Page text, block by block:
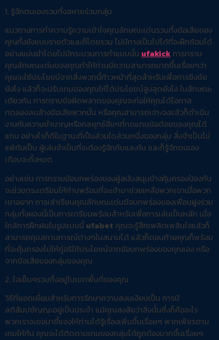
1. รู้จักตนเองรวมทั้งสหายร่วมกลุ่ม
แนวทางการทำความรู้ความเข้าใจคุณลักษณะเด่นรวมทั้งข้อเสียของ
คุณทั้งยังแบบรายตัวและก็โดยรวม ไม่มีทางเป็นไปได้ที่จะฝึกซ้อมได้
อย่างแม่นยำโดยไม่มีกระบวนการทำแบบนั้น ufakick การทราบ
คุณลักษณะเด่นของคุณทำให้ท่านมีความสามารถมากขึ้นเรื่อยๆว่า
คุณจะใช้ประโยชน์จากสิ่งพวกนี้ก้าวหน้าที่สุดสำหรับเพื่อการชิงชัย
ยังไง แล้วก็จะปรับเกมของคุณให้ได้ประโยชน์สูงสุดยังไง ในลักษณะ
เดียวกัน การทราบข้อผิดพลาดของคุณจะก่อให้คุณได้โอกาส
ทดลองลบล้างข้อเสียพวกนั้น หรือคุณสามารถเจาะจงแล้วก็ดำเนิน
งานกับความชำนาญหรือกลยุทธ์อื่นๆที่ทดแทนข้อด้อยของคุณได้
แทน อย่างไรก็ดีในฐานะที่เป็นส่วนใดส่วนหนึ่งของกลุ่ม สิ่งจำเป็นไม่
แพ้กันเป็น ผู้เล่นจำเป็นที่จะต้องรู้จักกันและกัน และก็รู้จักตนเอง
เกือบจะทั้งหมด
อย่างเช่น การทราบข้อบกพร่องของผู้สนับสนุนข้างคุ้มครองป้องกัน
จะช่วยตระเตรียมให้ท่านพร้อมที่จะเข้ามาช่วยเหลือพวกเขาเมื่อพวก
เขาอยาก การเล่าเรียนคุณลักษณะเด่นข้อบกพร่องของเพื่อนฝูงร่วม
กลุ่มทั้งผองนี้เป็นการเตรียมพร้อมสำหรับเพื่อการเล่นเป็นหลัก เมื่อ
ใกล้การฝึกฝนในรูปแบบนี้ ufabet คุณจะรู้สึกเพลิดเพลินใจแล้วก็
สามารถคุมสถานการณ์ต่างๆในสนามได้ แล้วก็ตอนท้ายคุณก็พร้อม
ที่จะคุ้มครองไม่ให้คู่อริใช้ประโยชน์จากข้อบกพร่องของคุณเอง หรือ
จากข้อเสียของกลุ่มของคุณ
2. ใจเย็นๆรวมทั้งอยู่ในเขตพื้นที่ของคุณ
วิธีที่ยอดเยี่ยมสำหรับการรักษาความสงบเงียบเป็น การมี
สติสัมปชัญญะอยู่เป็นประจำ แม้คุณสงสัยว่าสิ่งนั้นซึ่งก็คืออะไร
พวกเราจะขอมาชี้แจงให้ท่านได้รู้เรื่องเพิ่มขึ้นเรื่อยๆ พากเพียรตาม
เกมให้ทัน คุณจะได้ติดตามเกมของกลุ่มได้ถูกต้องมากขึ้นเรื่อยๆ